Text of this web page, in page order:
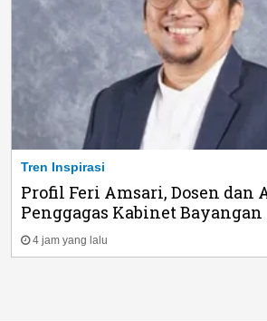
Tren Inspirasi
Profil Feri Amsari, Dosen dan
Penggagas Kabinet Bayangan
4 jam yang lalu